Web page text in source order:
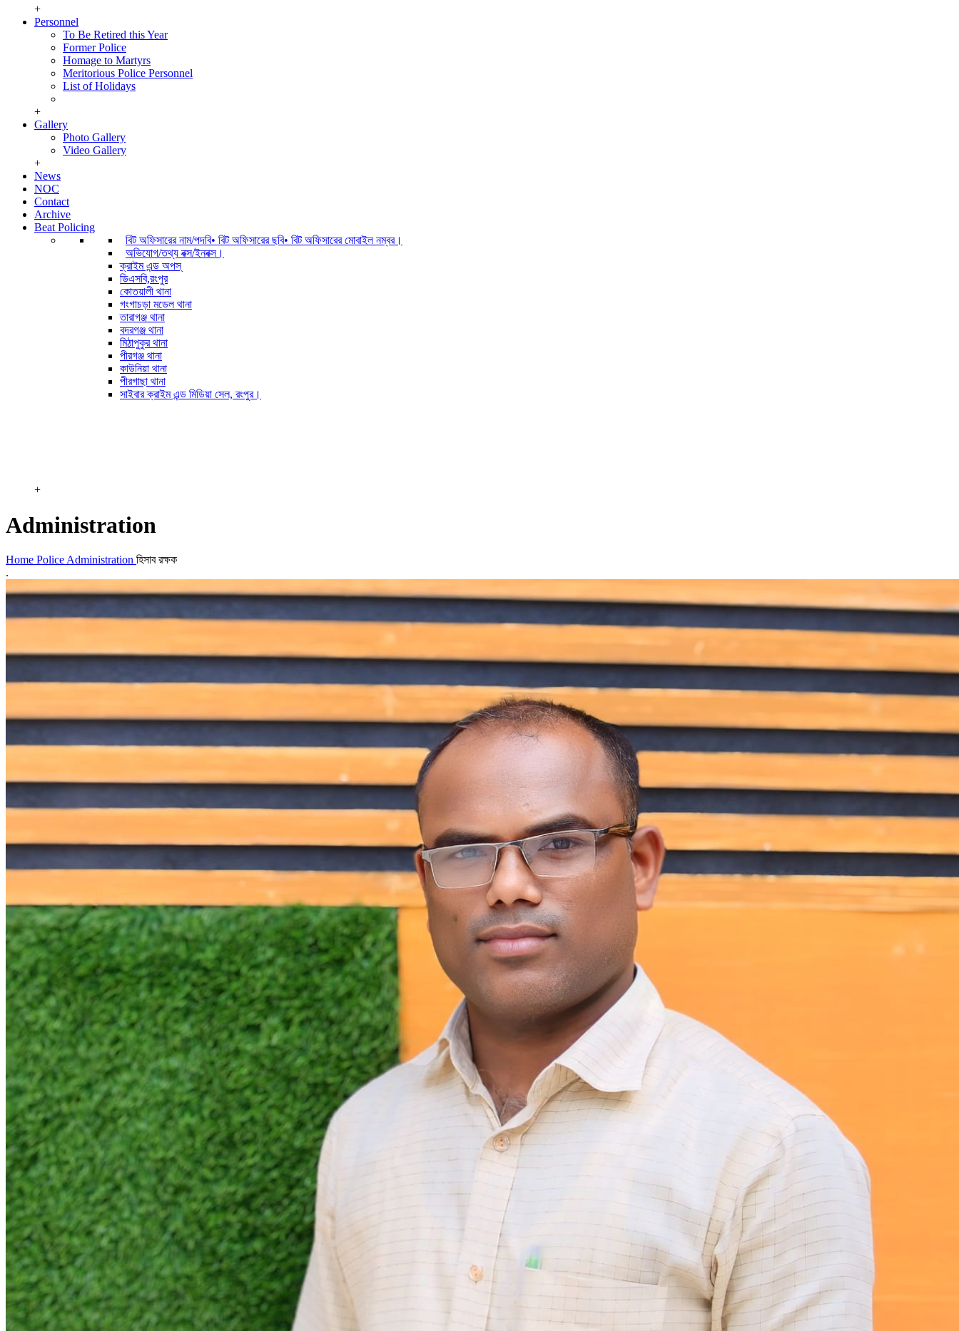
+
Personnel
To Be Retired this Year
Former Police
Homage to Martyrs
Meritorious Police Personnel
List of Holidays
+
Gallery
Photo Gallery
Video Gallery
+
News
NOC
Contact
Archive
Beat Policing
বিট অফিসারের নাম/পদবি• বিট অফিসারের ছবি• বিট অফিসারের মোবাইল নম্বর।
অভিযোগ/তথ্য বক্স/ইনবক্স।
ক্রাইম এন্ড অপস্
ডিএসবি,রংপুর
কোতয়ালী থানা
গংগাচড়া মডেল থানা
তারাগঞ্জ থানা
বদরগঞ্জ থানা
মিঠাপুকুর থানা
পীরগঞ্জ থানা
কাউনিয়া থানা
পীরগাছা থানা
সাইবার ক্রাইম এন্ড মিডিয়া সেল, রংপুর।
+
Administration
Home Police Administration হিসাব রক্ষক
.